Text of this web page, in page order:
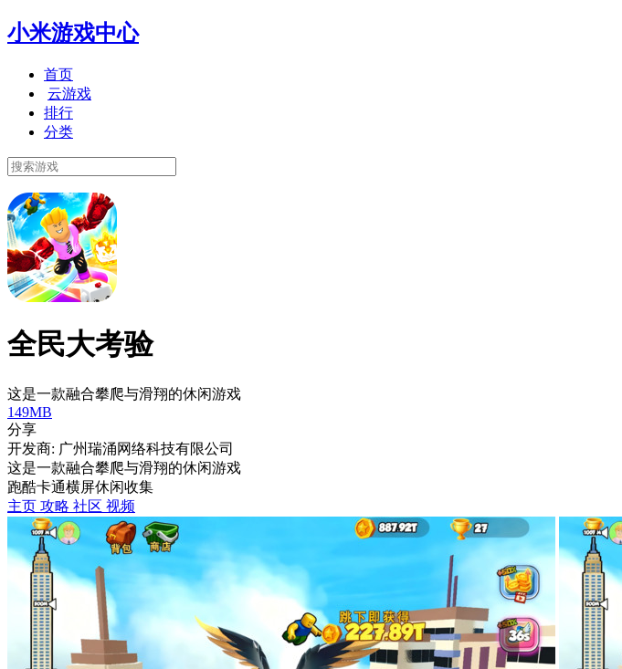
小米游戏中心
首页
云游戏
排行
分类
全民大考验
这是一款融合攀爬与滑翔的休闲游戏
149MB
分享
开发商: 广州瑞涌网络科技有限公司
这是一款融合攀爬与滑翔的休闲游戏
跑酷卡通横屏休闲收集
主页 攻略 社区 视频